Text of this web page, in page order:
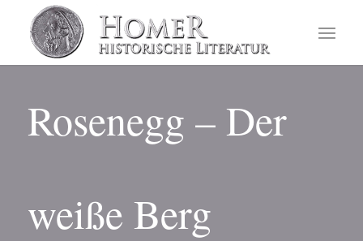
Rosenegg – Der
weiße Berg